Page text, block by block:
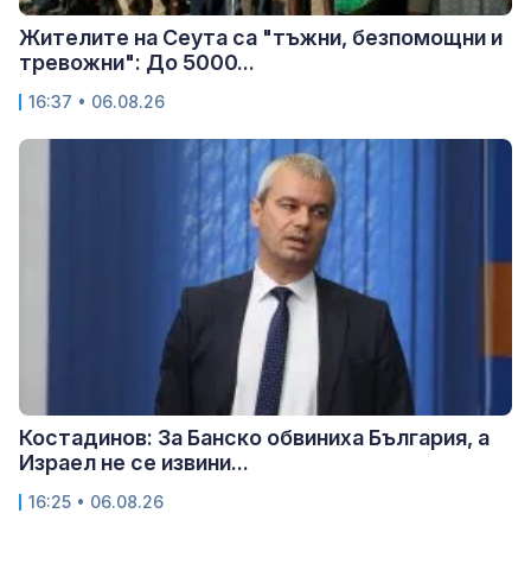
Жителите на Сеута са "тъжни, безпомощни и
тревожни": До 5000...
16:37 • 06.08.26
Костадинов: За Банско обвиниха България, а
Израел не се извини...
16:25 • 06.08.26